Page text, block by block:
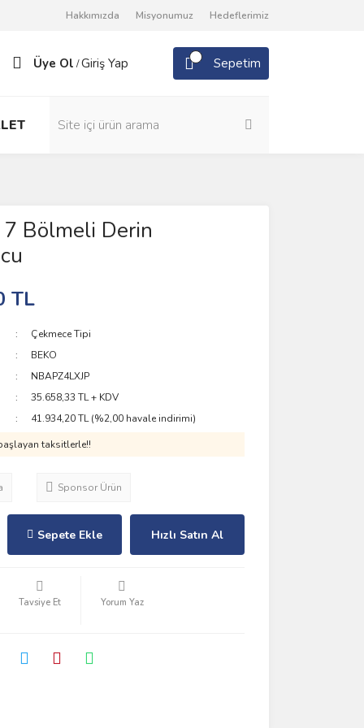
Hakkımızda Misyonumuz Hedeflerimiz
Üye Ol /Giriş Yap Sepetim
Bölmeli Derin
TL
Çekmece Tipi
BEKO
NBAPZ4LXJP
35.658,33 TL + KDV
41.934,20 TL (%2,00 havale indirimi)
taksitlerle!!
Sponsor Ürün
Sepete Ekle Hızlı Satın Al
Tavsiye Et Yorum Yaz